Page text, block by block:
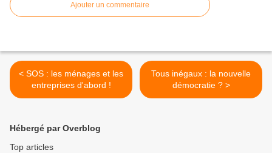
Ajouter un commentaire
< SOS : les ménages et les
entreprises d'abord !
Tous inégaux : la nouvelle
démocratie ? >
Hébergé par Overblog
Top articles